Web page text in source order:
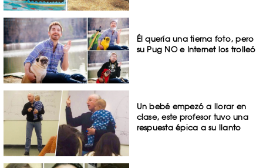
Él quería una tierna foto, pero
su Pug NO e Internet los trolleó
Un bebé empezó a llorar en
clase, este profesor tuvo una
respuesta épica a su llanto